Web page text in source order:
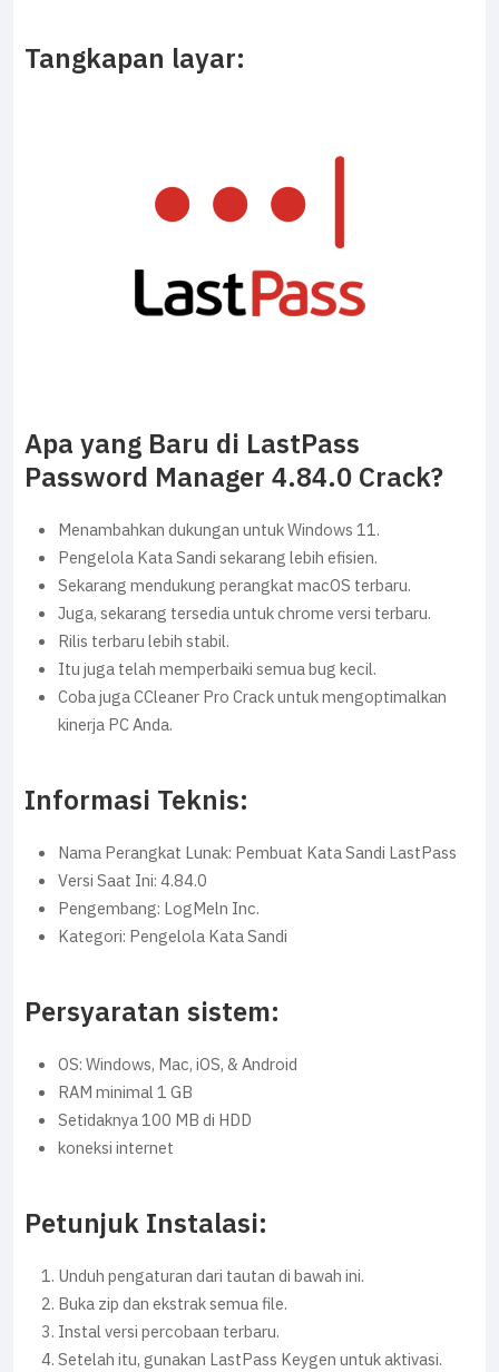
Tangkapan layar:
Apa yang Baru di LastPass
Password Manager 4.84.0 Crack?
Menambahkan dukungan untuk Windows 11.
Pengelola Kata Sandi sekarang lebih efisien.
Sekarang mendukung perangkat macOS terbaru.
Juga, sekarang tersedia untuk chrome versi terbaru.
Rilis terbaru lebih stabil.
Itu juga telah memperbaiki semua bug kecil.
Coba juga CCleaner Pro Crack untuk mengoptimalkan
kinerja PC Anda.
Informasi Teknis:
Nama Perangkat Lunak: Pembuat Kata Sandi LastPass
Versi Saat Ini: 4.84.0
Pengembang: LogMeln Inc.
Kategori: Pengelola Kata Sandi
Persyaratan sistem:
OS: Windows, Mac, iOS, & Android
RAM minimal 1 GB
Setidaknya 100 MB di HDD
koneksi internet
Petunjuk Instalasi:
Unduh pengaturan dari tautan di bawah ini.
Buka zip dan ekstrak semua file.
Instal versi percobaan terbaru.
Setelah itu, gunakan LastPass Keygen untuk aktivasi.